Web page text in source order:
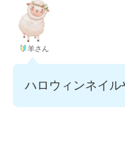
羊さん
ハロウィンネイル